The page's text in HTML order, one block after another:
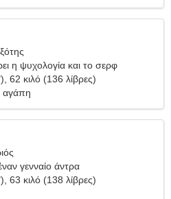
η ψυχολογία και το σερφ
62 κιλό (136 λίβρες)
αγάπη
γενναίο άντρα
63 κιλό (138 λίβρες)